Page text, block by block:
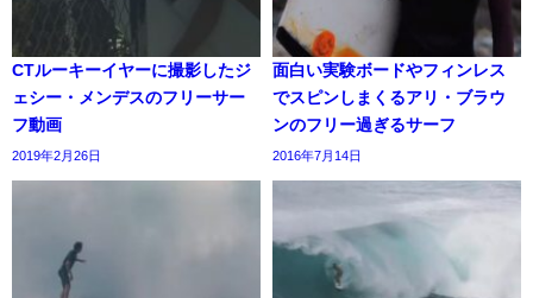
CTルーキーイヤーに撮影したジ
ェシー・メンデスのフリーサー
フ動画
2019年2月26日
面白い実験ボードやフィンレス
でスピンしまくるアリ・ブラウ
ンのフリー過ぎるサーフ
2016年7月14日